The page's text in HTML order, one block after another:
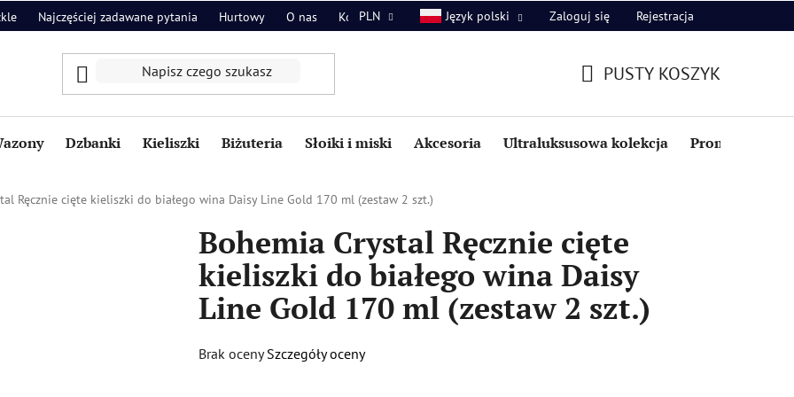
Najczęściej zadawane pytania Hurtowy O nas Kontakt
PLN Język polski Zaloguj się Rejestracja
PUSTY KOSZYK
Dzbanki Kieliszki Biżuteria Słoiki i miski Akcesoria Ultraluksusowa kolekcja Promocje i
Ręcznie cięte kieliszki do białego wina Daisy Line Gold 170 ml (zestaw 2 szt.)
Bohemia Crystal Ręcznie cięte
kieliszki do białego wina Daisy
Line Gold 170 ml (zestaw 2 szt.)
Średnia
Brak oceny Szczegóły oceny